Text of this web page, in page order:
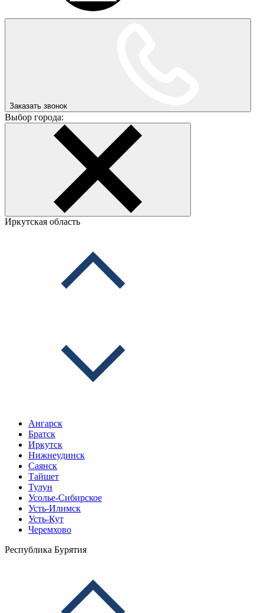
Заказать звонок
Выбор города:
Иркутская область
Ангарск
Братск
Иркутск
Нижнеудинск
Саянск
Тайшет
Тулун
Усолье-Сибирское
Усть-Илимск
Усть-Кут
Черемхово
Республика Бурятия